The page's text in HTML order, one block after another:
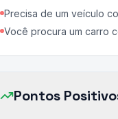
Precisa de um veículo
Você procura um carro
Pontos